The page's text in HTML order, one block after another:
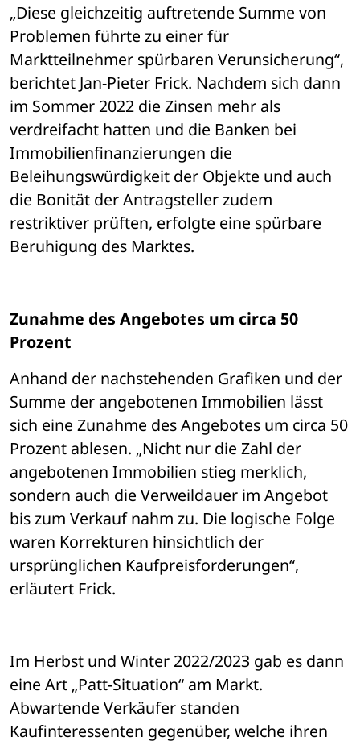
„Diese gleichzeitig auftretende Summe von
Problemen führte zu einer für
Marktteilnehmer spürbaren Verunsicherung“,
berichtet Jan-Pieter Frick. Nachdem sich dann
im Sommer 2022 die Zinsen mehr als
verdreifacht hatten und die Banken bei
Immobilienfinanzierungen die
Beleihungswürdigkeit der Objekte und auch
die Bonität der Antragsteller zudem
restriktiver prüften, erfolgte eine spürbare
Beruhigung des Marktes.
Zunahme des Angebotes um circa 50
Prozent
Anhand der nachstehenden Grafiken und der
Summe der angebotenen Immobilien lässt
sich eine Zunahme des Angebotes um circa 50
Prozent ablesen. „Nicht nur die Zahl der
angebotenen Immobilien stieg merklich,
sondern auch die Verweildauer im Angebot
bis zum Verkauf nahm zu. Die logische Folge
waren Korrekturen hinsichtlich der
ursprünglichen Kaufpreisforderungen“,
erläutert Frick.
Im Herbst und Winter 2022/2023 gab es dann
eine Art „Patt-Situation“ am Markt.
Abwartende Verkäufer standen
Kaufinteressenten gegenüber, welche ihren